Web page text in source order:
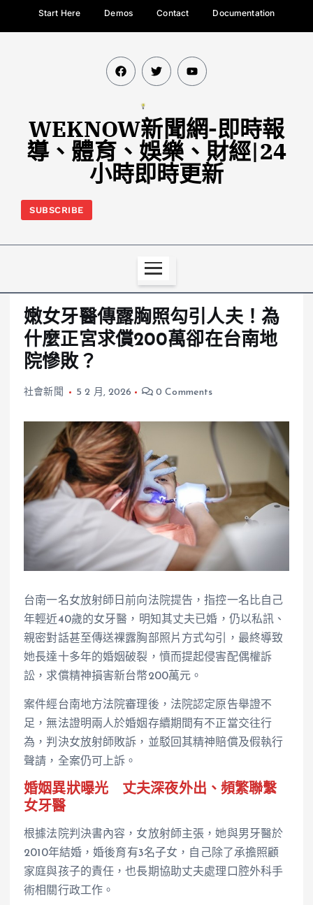
Start Here Demos Contact Documentation
WEKNOW新聞網-即時報
導、體育、娛樂、財經|24
小時即時更新
SUBSCRIBE
嫩女牙醫傳露胸照勾引人夫！為
什麼正宮求償200萬卻在台南地
院慘敗？
社會新聞 5 2 月, 2026 0 Comments
台南一名女放射師日前向法院提告，指控一名比自己
年輕近40歲的女牙醫，明知其丈夫已婚，仍以私訊、
親密對話甚至傳送裸露胸部照片方式勾引，最終導致
她長達十多年的婚姻破裂，憤而提起侵害配偶權訴
訟，求償精神損害新台幣200萬元。
案件經台南地方法院審理後，法院認定原告舉證不
足，無法證明兩人於婚姻存續期間有不正當交往行
為，判決女放射師敗訴，並駁回其精神賠償及假執行
聲請，全案仍可上訴。
婚姻異狀曝光 丈夫深夜外出、頻繁聯繫
女牙醫
根據法院判決書內容，女放射師主張，她與男牙醫於
2010年結婚，婚後育有3名子女，自己除了承擔照顧
家庭與孩子的責任，也長期協助丈夫處理口腔外科手
術相關行政工作。